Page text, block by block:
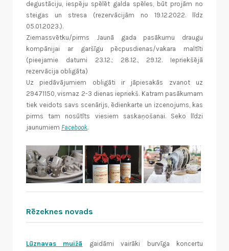
degustāciju, iespēju spēlēt galda spēles, būt projām no
steigas un stresa (rezervācijām no 19.12.2022. līdz
05.01.2023.).
Ziemassvētku/pirms Jaunā gada pasākumu draugu
kompānijai ar garšīgu pēcpusdienas/vakara maltīti
(pieejamie datumi 23.12.; 28.12., 29.12. Iepriekšējā
rezervācija obligāta)
Uz piedāvājumiem obligāti ir jāpiesakās zvanot uz
29471150, vismaz 2-3 dienas iepriekš. Katram pasākumam
tiek veidots savs scenārijs, ēdienkarte un izcenojums, kas
pirms tam nosūtīts viesiem saskaņošanai. Seko līdzi
jaunumiem Facebook.
Rēzeknes novads
Lūznavas muižā gaidāmi vairāki burvīga koncertu